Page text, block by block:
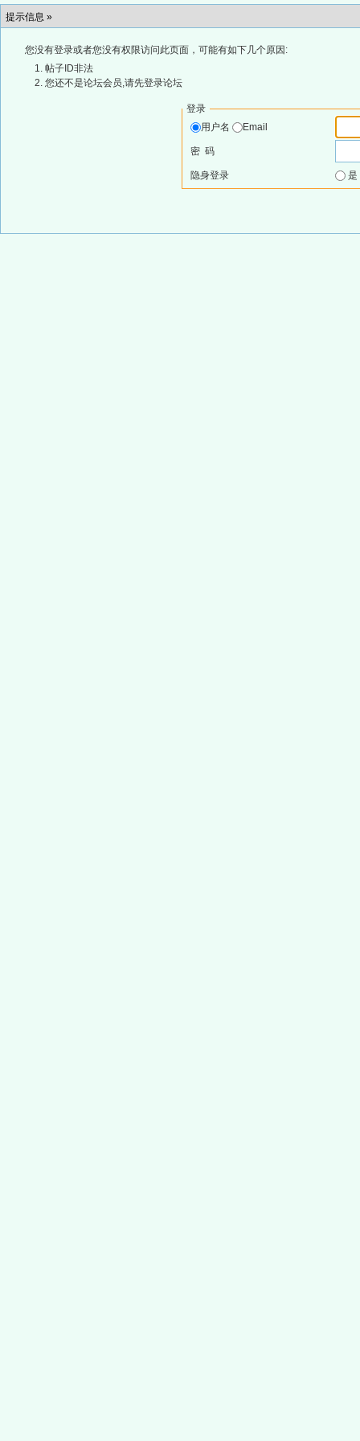
提示信息 »
您没有登录或者您没有权限访问此页面，可能有如下几个原因:
帖子ID非法
您还不是论坛会员,请先登录论坛
登录
用户名
Email
密 码
隐身登录